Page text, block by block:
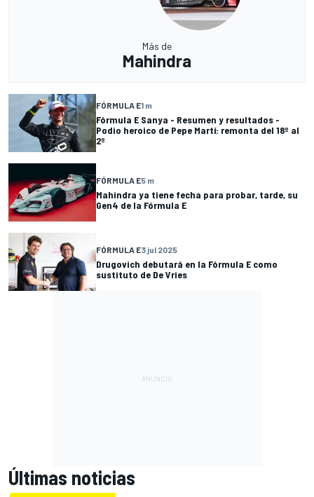
Más de
Mahindra
FÓRMULA E1 m
Fórmula E Sanya - Resumen y resultados -
Podio heroico de Pepe Martí: remonta del 18º al
2º
FÓRMULA E5 m
Mahindra ya tiene fecha para probar, tarde, su
Gen4 de la Fórmula E
FÓRMULA E3 jul 2025
Drugovich debutará en la Fórmula E como
sustituto de De Vries
Últimas noticias